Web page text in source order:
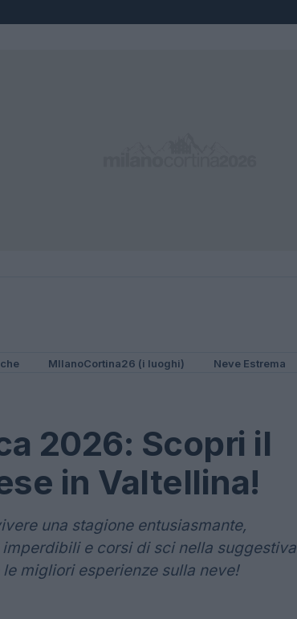
MIlanoCortina26 (i luoghi) Neve Estrema
2026: Scopri il
in Valtellina!
una stagione entusiasmante,
e corsi di sci nella suggestiva
migliori esperienze sulla neve!